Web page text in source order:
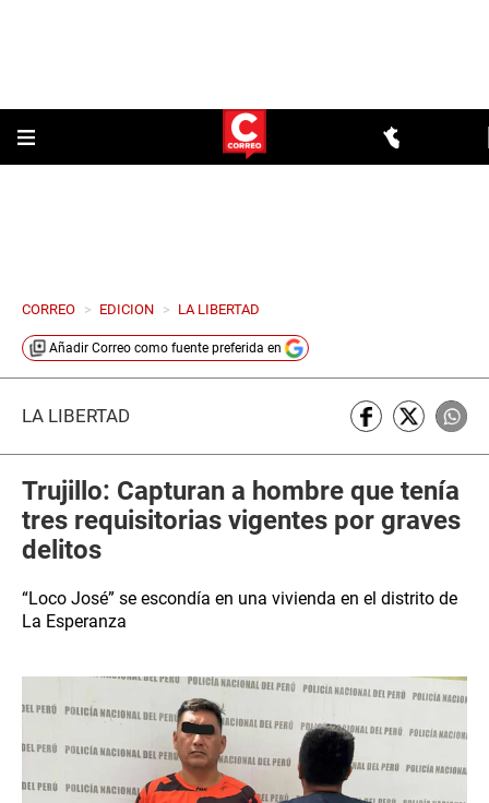
CORREO > EDICION > LA LIBERTAD
Añadir Correo como fuente preferida en
LA LIBERTAD
Trujillo: Capturan a hombre que tenía
tres requisitorias vigentes por graves
delitos
“Loco José” se escondía en una vivienda en el distrito de
La Esperanza